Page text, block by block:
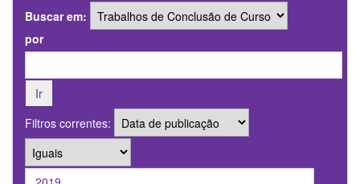
Buscar em:
por
Filtros correntes: